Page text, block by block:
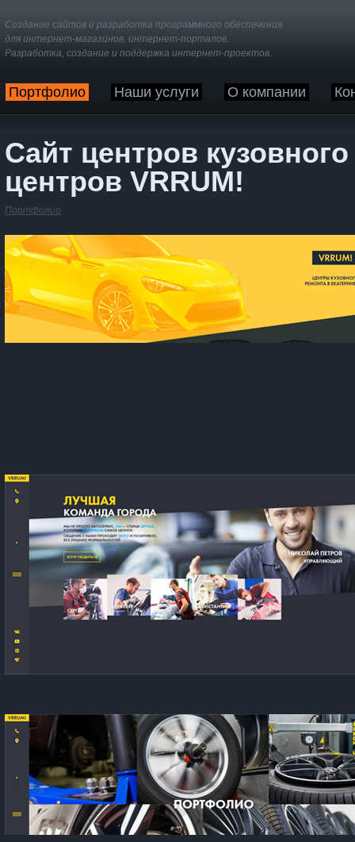
Создание сайтов и разработка программного обеспечения
для интернет-магазинов, интернет-порталов.
Разработка, создание и поддержка интернет-проектов.
Портфолио Наши услуги О компании
Сайт центров
центров VRRUM!
Портфолио